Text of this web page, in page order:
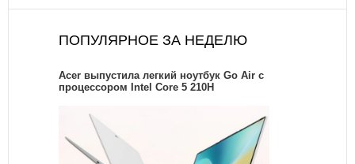
ПОПУЛЯРНОЕ ЗА НЕДЕЛЮ
Acer выпустила легкий ноутбук Go Air c
процессором Intel Core 5 210H